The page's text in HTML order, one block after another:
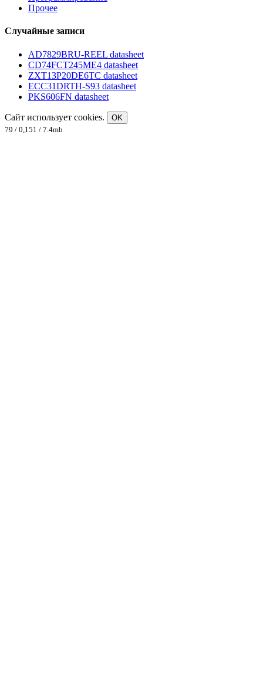
Прочее
Случайные записи
AD7829BRU-REEL datasheet
CD74FCT245ME4 datasheet
ZXT13P20DE6TC datasheet
ECC31DRTH-S93 datasheet
PKS606FN datasheet
Сайт использует cookies.
OK
79 / 0,151 / 7.4mb